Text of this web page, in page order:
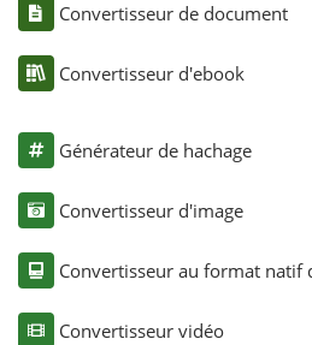
Convertisseur de document
Convertisseur d'ebook
Générateur de hachage
Convertisseur d'image
Convertisseur au format natif
Convertisseur vidéo